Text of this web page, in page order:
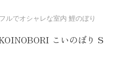
ルでオシャレな室内 鯉のぼり
こいのぼり S